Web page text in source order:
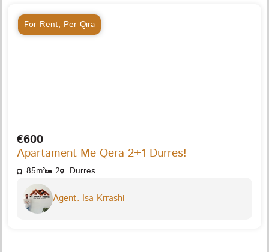
For Rent, Per Qira
€600
Apartament Me Qera 2+1 Durres!
85m² 2 Durres
Agent: Isa Krrashi